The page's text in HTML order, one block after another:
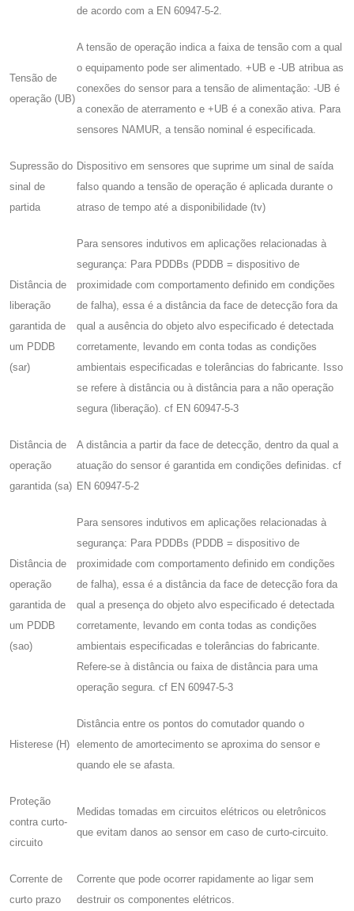
de acordo com a EN 60947-5-2.
Tensão de
operação (UB)
A tensão de operação indica a faixa de tensão com a qual
o equipamento pode ser alimentado. +UB e -UB atribua as
conexões do sensor para a tensão de alimentação: -UB é
a conexão de aterramento e +UB é a conexão ativa. Para
sensores NAMUR, a tensão nominal é especificada.
Supressão do
sinal de
partida
Dispositivo em sensores que suprime um sinal de saída
falso quando a tensão de operação é aplicada durante o
atraso de tempo até a disponibilidade (tv)
Distância de
liberação
garantida de
um PDDB
(sar)
Para sensores indutivos em aplicações relacionadas à
segurança: Para PDDBs (PDDB = dispositivo de
proximidade com comportamento definido em condições
de falha), essa é a distância da face de detecção fora da
qual a ausência do objeto alvo especificado é detectada
corretamente, levando em conta todas as condições
ambientais especificadas e tolerâncias do fabricante. Isso
se refere à distância ou à distância para a não operação
segura (liberação). cf EN 60947-5-3
Distância de
operação
garantida (sa)
A distância a partir da face de detecção, dentro da qual a
atuação do sensor é garantida em condições definidas. cf
EN 60947-5-2
Distância de
operação
garantida de
um PDDB
(sao)
Para sensores indutivos em aplicações relacionadas à
segurança: Para PDDBs (PDDB = dispositivo de
proximidade com comportamento definido em condições
de falha), essa é a distância da face de detecção fora da
qual a presença do objeto alvo especificado é detectada
corretamente, levando em conta todas as condições
ambientais especificadas e tolerâncias do fabricante.
Refere-se à distância ou faixa de distância para uma
operação segura. cf EN 60947-5-3
Histerese (H)
Distância entre os pontos do comutador quando o
elemento de amortecimento se aproxima do sensor e
quando ele se afasta.
Proteção
contra curto-
circuito
Medidas tomadas em circuitos elétricos ou eletrônicos
que evitam danos ao sensor em caso de curto-circuito.
Corrente de
curto prazo
Corrente que pode ocorrer rapidamente ao ligar sem
destruir os componentes elétricos.